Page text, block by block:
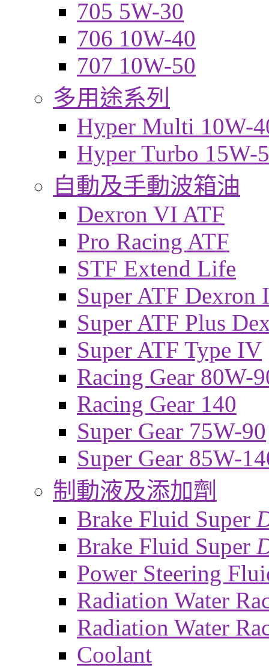
705 5W-30
706 10W-40
707 10W-50
多用途系列
Hyper Multi 10W-
Hyper Turbo 15W-
自動及手動波箱油
Dexron VI ATF
Pro Racing ATF
STF Extend Life
Super ATF Dexron
Super ATF Plus
Super ATF Type IV
Racing Gear 80W-
Racing Gear 140
Super Gear 75W-90
Super Gear 85W-
制動液及添加劑
Brake Fluid Super
Brake Fluid Super
Power Steering
Radiation Water
Radiation Water
Coolant